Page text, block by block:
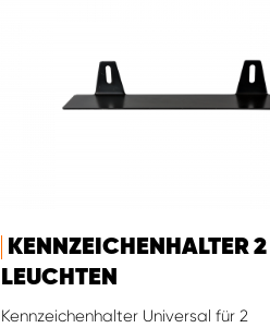
KENNZEICHENHALTER 2
LEUCHTEN
Kennzeichenhalter Universal für 2